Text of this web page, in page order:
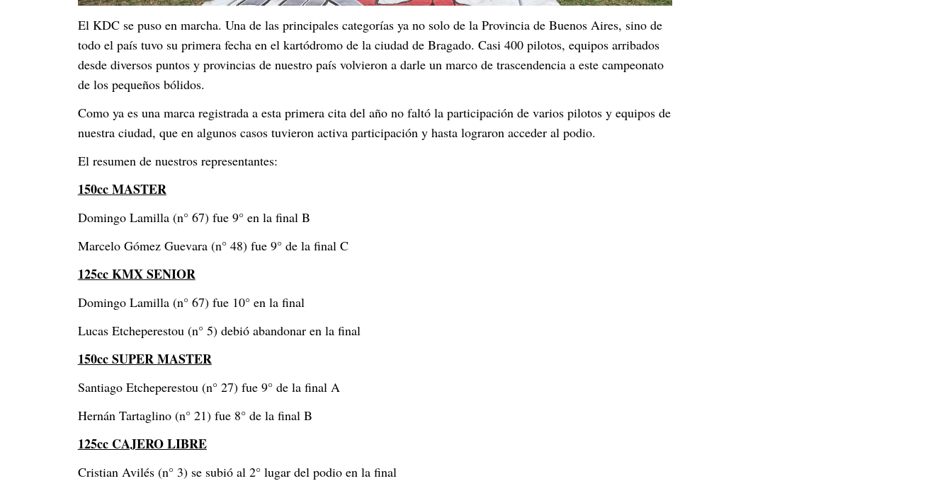
El KDC se puso en marcha. Una de las principales categorías ya no solo de la Provincia de Buenos Aires, sino de
todo el país tuvo su primera fecha en el kartódromo de la ciudad de Bragado. Casi 400 pilotos, equipos arribados
desde diversos puntos y provincias de nuestro país volvieron a darle un marco de trascendencia a este campeonato
de los pequeños bólidos.
Como ya es una marca registrada a esta primera cita del año no faltó la participación de varios pilotos y equipos de
nuestra ciudad, que en algunos casos tuvieron activa participación y hasta lograron acceder al podio.
El resumen de nuestros representantes:
150cc MASTER
Domingo Lamilla (n° 67) fue 9° en la final B
Marcelo Gómez Guevara (n° 48) fue 9° de la final C
125cc KMX SENIOR
Domingo Lamilla (n° 67) fue 10° en la final
Lucas Etcheperestou (n° 5) debió abandonar en la final
150cc SUPER MASTER
Santiago Etcheperestou (n° 27) fue 9° de la final A
Hernán Tartaglino (n° 21) fue 8° de la final B
125cc CAJERO LIBRE
Cristian Avilés (n° 3) se subió al 2° lugar del podio en la final